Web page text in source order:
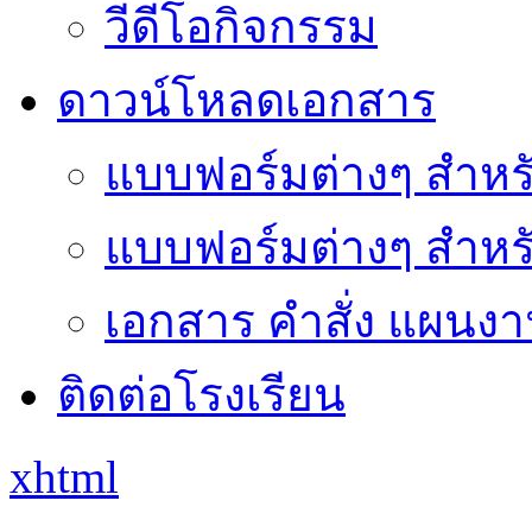
วีดีโอกิจกรรม
ดาวน์โหลดเอกสาร
แบบฟอร์มต่างๆ สำห
แบบฟอร์มต่างๆ สำห
เอกสาร คำสั่ง แผนง
ติดต่อโรงเรียน
xhtml